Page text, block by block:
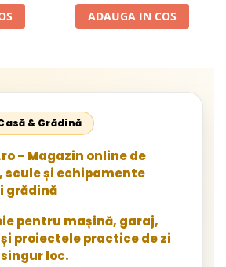
Neoplan Euroliner,
Starliner,Centroliner,
ADAUGA IN COS
& Grădină
– Magazin online de
scule și echipamente
grădină
pentru mașină, garaj,
proiectele practice de zi
loc.